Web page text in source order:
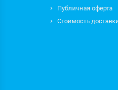
Публичная оферта
Стоимость